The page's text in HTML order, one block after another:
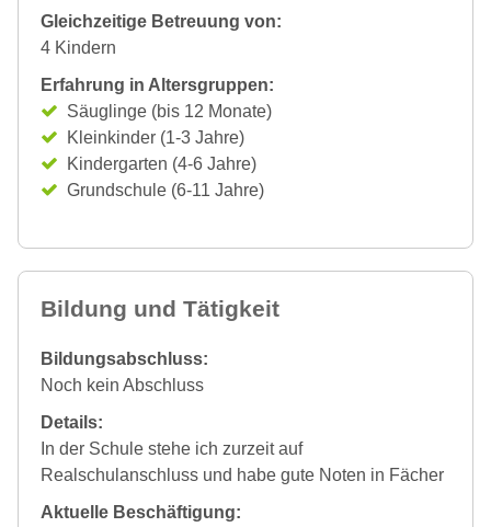
Gleichzeitige Betreuung von:
4 Kindern
Erfahrung in Altersgruppen:
Säuglinge (bis 12 Monate)
Kleinkinder (1-3 Jahre)
Kindergarten (4-6 Jahre)
Grundschule (6-11 Jahre)
Bildung und Tätigkeit
Bildungsabschluss:
Noch kein Abschluss
Details:
In der Schule stehe ich zurzeit auf
Realschulanschluss und habe gute Noten in Fächer
Aktuelle Beschäftigung: